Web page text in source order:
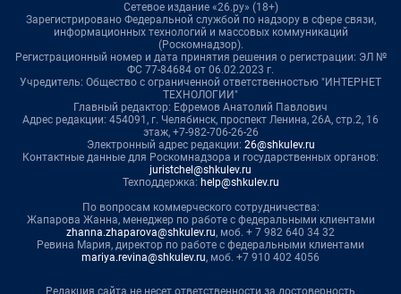
Сетевое издание «26.ру» (18+)
Зарегистрировано Федеральной службой по надзору в сфере связи,
информационных технологий и массовых коммуникаций
(Роскомнадзор).
Регистрационный номер и дата принятия решения о регистрации: ЭЛ №
ФС 77-84684 от 06.02.2023 г.
Учредитель: Общество с ограниченной ответственностью "ИНТЕРНЕТ
ТЕХНОЛОГИИ"
Главный редактор: Ефремов Анатолий Павлович
Адрес редакции: 454091, г. Челябинск, проспект Ленина, 26А, стр.2, 16
этаж, +7-982-706-26-26
Электронный адрес редакции: 26@shkulev.ru
Контактные данные для Роскомнадзора и государственных органов:
juristchel@shkulev.ru
Техподдержка: help@shkulev.ru
По вопросам коммерческого сотрудничества:
Жапарова Жанна, менеджер по работе с федеральными клиентами
zhanna.zhaparova@shkulev.ru, моб. + 7 982 640 34 32
Ревина Мария, директор по работе с федеральными клиентами
mariya.revina@shkulev.ru, моб. +7 910 402 4056